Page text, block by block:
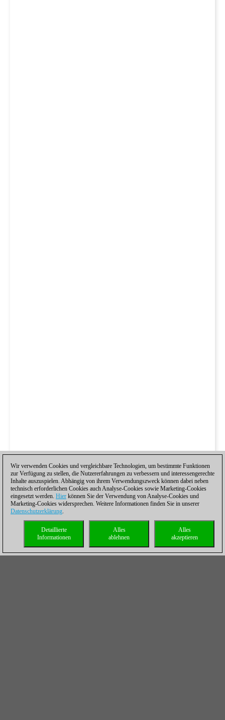
Wir verwenden Cookies und vergleichbare Technologien, um bestimmte Funktionen
zur Verfügung zu stellen, die Nutzererfahrungen zu verbessern und interessengerechte
Inhalte auszuspielen. Abhängig von ihrem Verwendungszweck können dabei neben
technisch erforderlichen Cookies auch Analyse-Cookies sowie Marketing-Cookies
eingesetzt werden. Hier können Sie der Verwendung von Analyse-Cookies und
Marketing-Cookies widersprechen. Weitere Informationen finden Sie in unserer
Datenschutzerklärung.
Alles
akzeptieren
Alles
ablehnen
Detaillierte
Informationen